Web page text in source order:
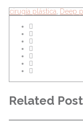
cirugía plástica
Deep
Related Post